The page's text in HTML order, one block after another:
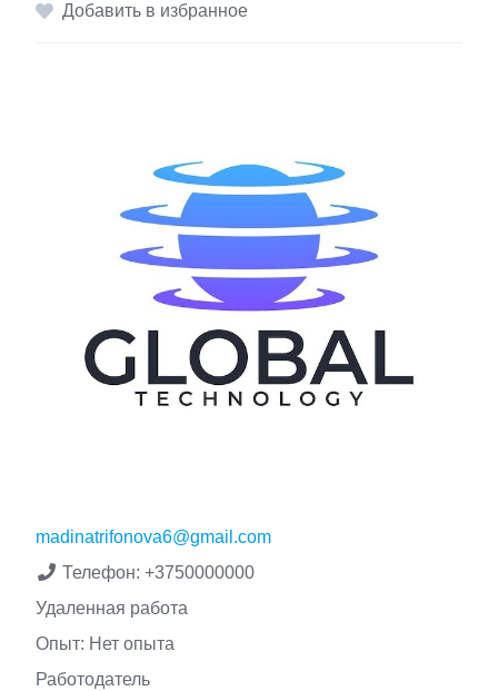
Добавить в избранное
madinatrifonova6@gmail.com
Телефон: +3750000000
Удаленная работа
Опыт: Нет опыта
Работодатель